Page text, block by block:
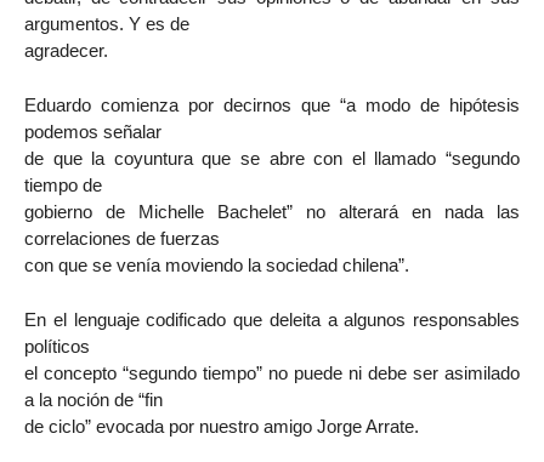
argumentos. Y es de
agradecer.
Eduardo comienza por decirnos que “a modo de hipótesis
podemos señalar
de que la coyuntura que se abre con el llamado “segundo
tiempo de
gobierno de Michelle Bachelet” no alterará en nada las
correlaciones de fuerzas
con que se venía moviendo la sociedad chilena”.
En el lenguaje codificado que deleita a algunos responsables
políticos
el concepto “segundo tiempo” no puede ni debe ser asimilado
a la noción de “fin
de ciclo” evocada por nuestro amigo Jorge Arrate.